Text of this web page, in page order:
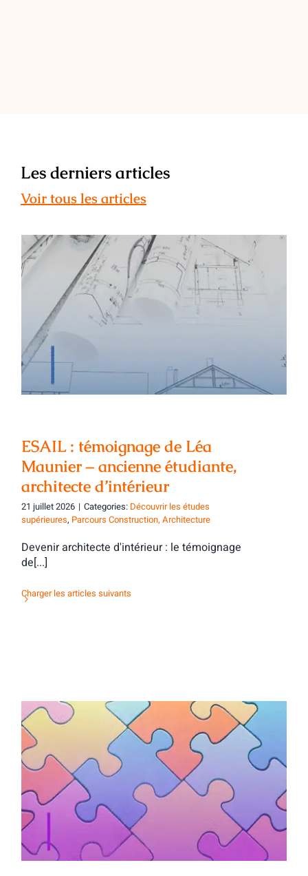
Les derniers articles
Voir tous les articles
ESAIL : témoignage de Léa Maunier –
ancienne étudiante, architecte
ESAIL : témoignage de Léa
Maunier – ancienne étudiante,
architecte d’intérieur
21 juillet 2026 | Categories: Découvrir les études
supérieures, Parcours Construction, Architecture
Devenir architecte d'intérieur : le témoignage
de[...]
Charger les articles suivants
Activité d’orientation : mots & maux